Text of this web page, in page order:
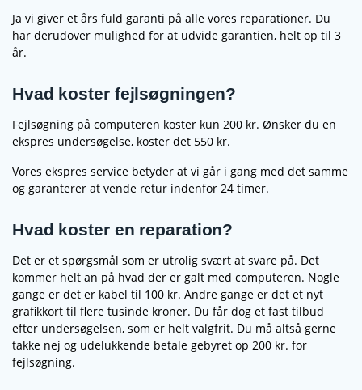
Ja vi giver et års fuld garanti på alle vores reparationer. Du
har derudover mulighed for at udvide garantien, helt op til 3
år.
Hvad koster fejlsøgningen?
Fejlsøgning på computeren koster kun 200 kr. Ønsker du en
ekspres undersøgelse, koster det 550 kr.
Vores ekspres service betyder at vi går i gang med det samme
og garanterer at vende retur indenfor 24 timer.
Hvad koster en reparation?
Det er et spørgsmål som er utrolig svært at svare på. Det
kommer helt an på hvad der er galt med computeren. Nogle
gange er det er kabel til 100 kr. Andre gange er det et nyt
grafikkort til flere tusinde kroner. Du får dog et fast tilbud
efter undersøgelsen, som er helt valgfrit. Du må altså gerne
takke nej og udelukkende betale gebyret op 200 kr. for
fejlsøgning.